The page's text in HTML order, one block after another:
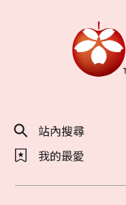
站內搜尋
我的最愛